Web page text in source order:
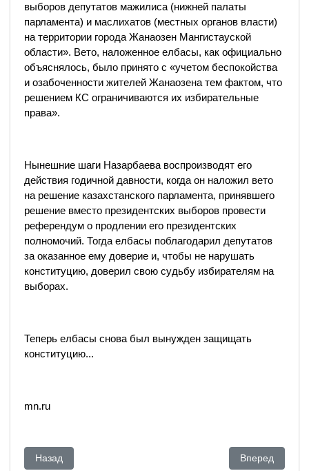
выборов депутатов мажилиса (нижней палаты
парламента) и маслихатов (местных органов власти)
на территории города Жанаозен Мангистауской
области». Вето, наложенное елбасы, как официально
объяснялось, было принято с «учетом беспокойства
и озабоченности жителей Жанаозена тем фактом, что
решением КС ограничиваются их избирательные
права».
Нынешние шаги Назарбаева воспроизводят его
действия годичной давности, когда он наложил вето
на решение казахстанского парламента, принявшего
решение вместо президентских выборов провести
референдум о продлении его президентских
полномочий. Тогда елбасы поблагодарил депутатов
за оказанное ему доверие и, чтобы не нарушать
конституцию, доверил свою судьбу избирателям на
выборах.
Теперь елбасы снова был вынужден защищать
конституцию...
mn.ru
Предыдущий: Китай повернет реки вспять
Назад Следующий:
Вперед